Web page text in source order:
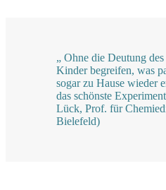
„ Ohne die Deutung
Kinder begreifen, was
sogar zu Hause wieder
das schönste
Lück, Prof. für
Bielefeld)